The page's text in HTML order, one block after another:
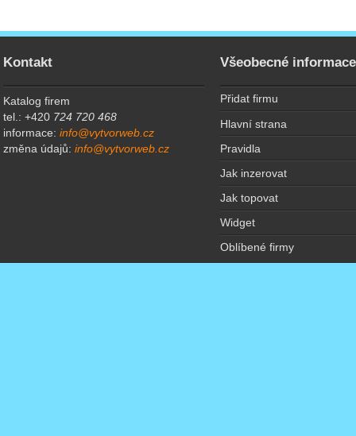
Kontakt
Katalog firem
tel.: +420 724 720 468
informace:info@vytvorweb.cz
změna údajů:info@vytvorweb.cz
Všeobecné informace
Přidat firmu
Hlavní strana
Pravidla
Jak inzerovat
Jak topovat
Widget
Oblíbené firmy